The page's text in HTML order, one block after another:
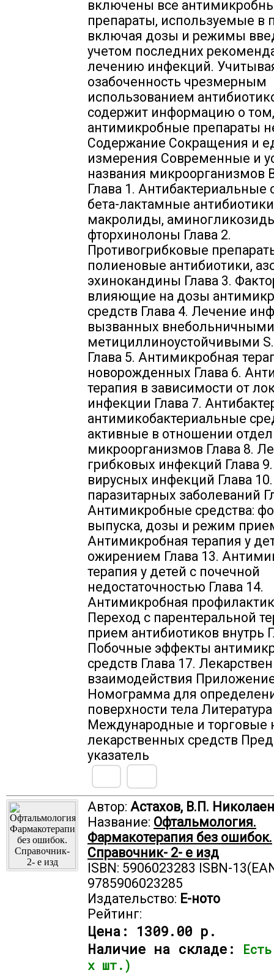
включены все
препараты, используемые в
включая дозы и режимы
учетом последних
лечению инфекций.
озабоченность чрезмерным
использованием
содержит информацию о
антимикробные препараты
Содержание Сокращения и
измерения Современные и
названия микроорганизмов
Глава 1. Антибактериальные
бета-лактамные
макролиды,
фторхинолоны Глава 2.
Противогрибковые
полиеновые антибиотики,
эхинокандины Глава 3.
влияющие на дозы
средств Глава 4. Лечение
вызванных внебольничными
метициллиноустойчивыми
Глава 5. Антимикробная
новорожденных Глава 6.
терапия в зависимости от
инфекции Глава 7.
антимикобактериальные
активные в отношении
микроорганизмов Глава 8.
грибковых инфекций Глава
вирусных инфекций Глава
паразитарных заболеваний
Антимикробные средства:
выпуска, дозы и режим
Антимикробная терапия у
ожирением Глава 13.
терапия у детей с почечной
недостаточностью Глава 14.
Антимикробная
Переход с парентеральной
прием антибиотиков внутрь
Побочные эффекты
средств Глава 17.
взаимодействия
Номограмма для
поверхности тела Литература
Международные и торговые
лекарственных средств
указатель
Автор: Астахов, В.П.
Название: Офтальмология.
Фармакотерапия без ошибок.
Справочник- 2- е изд
ISBN: 5906023283 ISBN-
9785906023285
Издательство: Е-ното
Рейтинг:
Цена: 1309.00 р.
Наличие на складе:
х шт.)